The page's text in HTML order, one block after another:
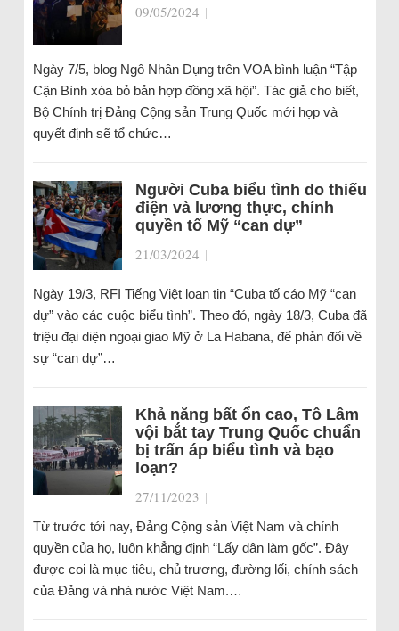
09/05/2024 |
Ngày 7/5, blog Ngô Nhân Dụng trên VOA bình luận “Tập
Cận Bình xóa bỏ bản hợp đồng xã hội”. Tác giả cho biết,
Bộ Chính trị Đảng Cộng sản Trung Quốc mới họp và
quyết định sẽ tổ chức…
Người Cuba biểu tình do thiếu
điện và lương thực, chính
quyền tố Mỹ “can dự”
21/03/2024 |
Ngày 19/3, RFI Tiếng Việt loan tin “Cuba tố cáo Mỹ “can
dự” vào các cuộc biểu tình”. Theo đó, ngày 18/3, Cuba đã
triệu đại diện ngoại giao Mỹ ở La Habana, để phản đối về
sự “can dự”…
Khả năng bất ổn cao, Tô Lâm
vội bắt tay Trung Quốc chuẩn
bị trấn áp biểu tình và bạo
loạn?
27/11/2023 |
Từ trước tới nay, Đảng Cộng sản Việt Nam và chính
quyền của họ, luôn khẳng định “Lấy dân làm gốc”. Đây
được coi là mục tiêu, chủ trương, đường lối, chính sách
của Đảng và nhà nước Việt Nam.…